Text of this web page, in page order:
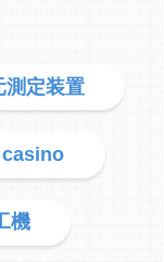
測定装置
機